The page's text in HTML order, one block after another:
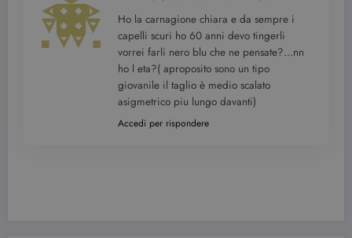
Ho la carnagione chiara e da sempre i
capelli scuri ho 60 anni devo tingerli
vorrei farli nero blu che ne pensate?…nn
ho l eta?( aproposito sono un tipo
giovanile il taglio è medio scalato
asigmetrico piu lungo davanti)
Accedi per rispondere